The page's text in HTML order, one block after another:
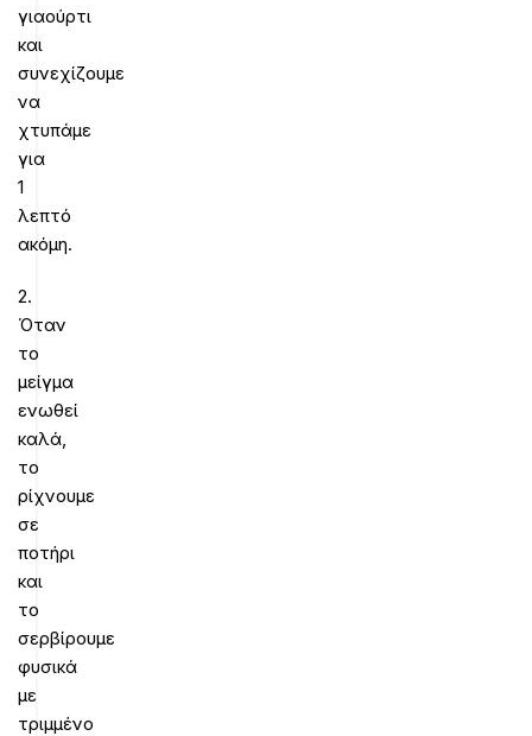
γιαούρτι
και
συνεχίζουμε
να
χτυπάμε
για
1
λεπτό
ακόμη.
2.
Όταν
το
μείγμα
ενωθεί
καλά,
το
ρίχνουμε
σε
ποτήρι
και
το
σερβίρουμε
φυσικά
με
τριμμένο